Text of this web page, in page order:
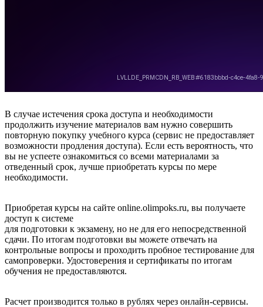
В случае истечения срока доступа и необходимости
продолжить изучение материалов вам нужно совершить
повторную покупку учебного курса (сервис не предоставляет
возможности продления доступа). Если есть вероятность, что
вы не успеете ознакомиться со всеми материалами за
отведенный срок, лучше приобретать курсы по мере
необходимости.
Приобретая курсы на сайте online.olimpoks.ru, вы получаете
доступ к системе
для подготовки к экзамену, но не для его непосредственной
сдачи. По итогам подготовки вы можете отвечать на
контрольные вопросы и проходить пробное тестирование для
самопроверки. Удостоверения и сертификаты по итогам
обучения не предоставляются.
Расчет производится только в рублях через онлайн-сервисы.